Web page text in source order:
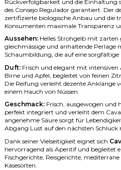
Rückverfolgbarkeit und die Einhaltung
des Consejo Regulador garantiert. Der
zertifizierte biologische Anbau und die
Konsumenten maximale Transparenz
Aussehen: Helles Strohgelb mit zarten
gleichmässige und anhaltende Perlage
Schaumbildung, die auf eine
Duft: Frisch und elegant mit
Birne und Apfel, begleitet von feinen
Die Reifung verleiht dezente Anklänge
einem Hauch von Nüssen.
Geschmack: Frisch, ausgewogen und
perfekt integriert und verleiht dem
angenehme Säure sorgt für
Abgang Lust auf den nächsten Schluck
Dank seiner Vielseitigkeit eignet sich
hervorragend als Aperitif und begleitet
Fischgerichte, Reisgerichte,
Käsesorten.